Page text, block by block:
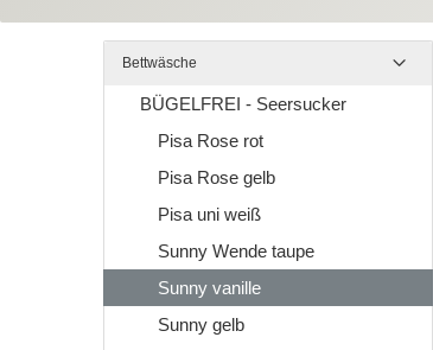
Bettwäsche
BÜGELFREI - Seersucker
Pisa Rose rot
Pisa Rose gelb
Pisa uni weiß
Sunny Wende taupe
Sunny vanille
Sunny gelb